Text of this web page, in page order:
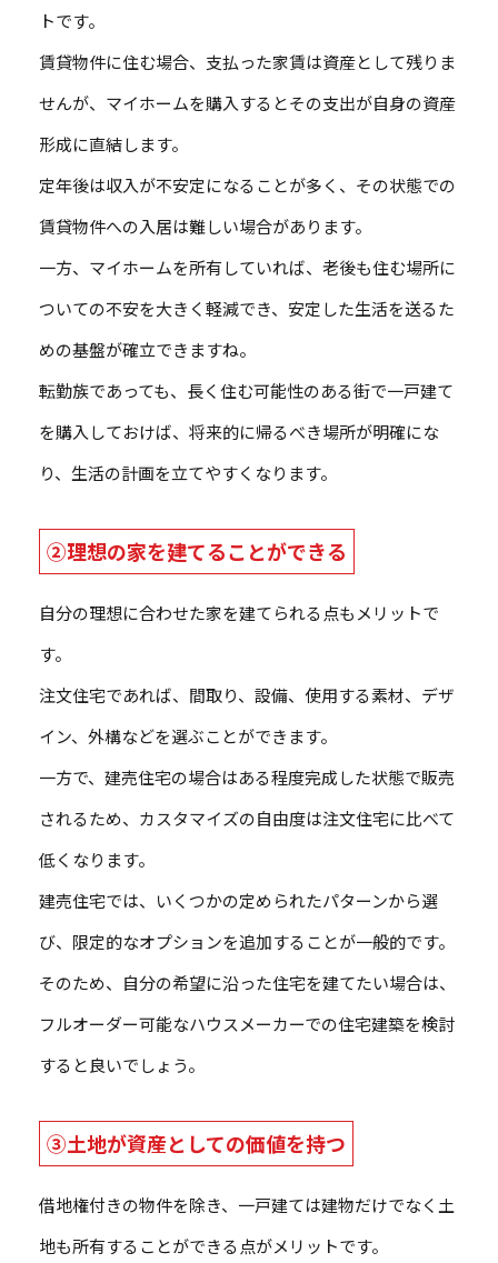
トです。
賃貸物件に住む場合、支払った家賃は資産として残りま
せんが、マイホームを購入するとその支出が自身の資産
形成に直結します。
定年後は収入が不安定になることが多く、その状態での
賃貸物件への入居は難しい場合があります。
一方、マイホームを所有していれば、老後も住む場所に
ついての不安を大きく軽減でき、安定した生活を送るた
めの基盤が確立できますね。
転勤族であっても、長く住む可能性のある街で一戸建て
を購入しておけば、将来的に帰るべき場所が明確にな
り、生活の計画を立てやすくなります。
②理想の家を建てることができる
自分の理想に合わせた家を建てられる点もメリットで
す。
注文住宅であれば、間取り、設備、使用する素材、デザ
イン、外構などを選ぶことができます。
一方で、建売住宅の場合はある程度完成した状態で販売
されるため、カスタマイズの自由度は注文住宅に比べて
低くなります。
建売住宅では、いくつかの定められたパターンから選
び、限定的なオプションを追加することが一般的です。
そのため、自分の希望に沿った住宅を建てたい場合は、
フルオーダー可能なハウスメーカーでの住宅建築を検討
すると良いでしょう。
③土地が資産としての価値を持つ
借地権付きの物件を除き、一戸建ては建物だけでなく土
地も所有することができる点がメリットです。